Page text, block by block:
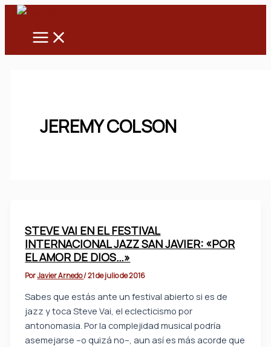
Ir
contenido
Main
JEREMY COLSON
STEVE VAI EN EL FESTIVAL
INTERNACIONAL JAZZ SAN JAVIER: «POR
EL AMOR DE DIOS…»
PorJavier Arnedo/21 de julio de 2016
Sabes que estás ante un festival abierto si es de
jazz y toca Steve Vai, el eclecticismo por
antonomasia. Por la complejidad musical podría
asemejarse –o quizá no–, aun así es más acorde que